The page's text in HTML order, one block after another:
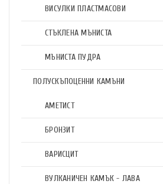
ВИСУЛКИ ПЛАСТМАСОВИ
СТЪКЛЕНА МЪНИСТА
МЪНИСТА ПУДРА
ПОЛУСКЪПОЦЕННИ КАМЪНИ
АМЕТИСТ
БРОНЗИТ
ВАРИСЦИТ
ВУЛКАНИЧЕН КАМЪК - ЛАВА